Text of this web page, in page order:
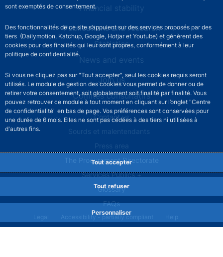
sont exemptés de consentement.
Des fonctionnalités de ce site s’appuient sur des services proposés par des
tiers (Dailymotion, Katchup, Google, Hotjar et Youtube) et génèrent des
cookies pour des finalités qui leur sont propres, conformément à leur
politique de confidentialité.
Si vous ne cliquez pas sur "Tout accepter", seul les cookies requis seront
utilisés. Le module de gestion des cookies vous permet de donner ou de
retirer votre consentement, soit globalement soit finalité par finalité. Vous
pouvez retrouver ce module à tout moment en cliquant sur l’onglet "Centre
de confidentialité" en bas de page. Vos préférences sont conservées pour
une durée de 6 mois. Elles ne sont pas cédées à des tiers ni utilisées à
d'autres fins.
Tout accepter
Tout refuser
Personnaliser
Financial stability
Publications and research
Statistics
News and events
Join us
Comités consultatifs
Footer secondary menuContact us
Sourds et malentendants
Press area
The Procurement Directorate
Services Publics +
Glossary
FAQs
Footer legal notice menu
Legal Accessibility - partially compliant
Help